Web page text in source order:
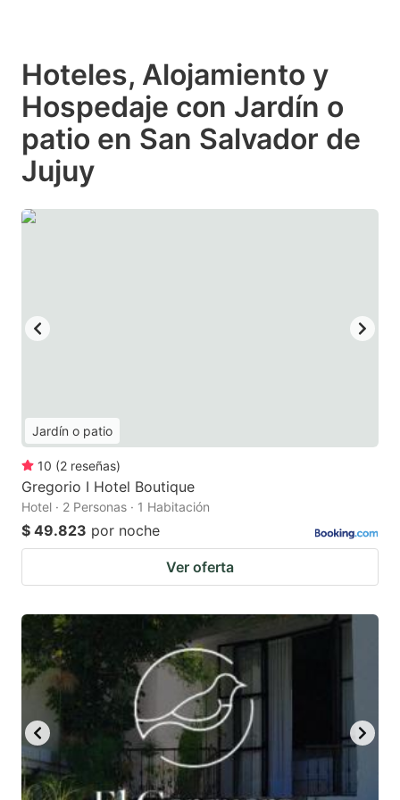
Hoteles, Alojamiento y
Hospedaje con Jardín o
patio en San Salvador de
Jujuy
Jardín o patio
10 (2 reseñas)
Gregorio I Hotel Boutique
Hotel · 2 Personas · 1 Habitación
$ 49.823 por noche
Ver oferta